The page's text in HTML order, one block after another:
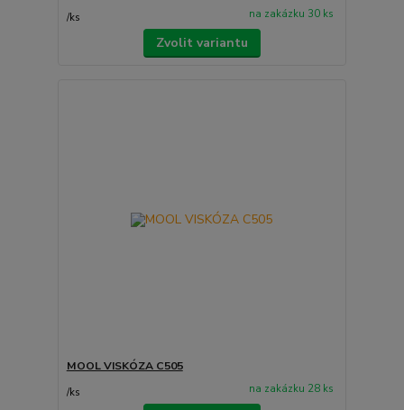
/ks na zakázku 30 ks
Zvolit variantu
MOOL VISKÓZA C505
/ks na zakázku 28 ks